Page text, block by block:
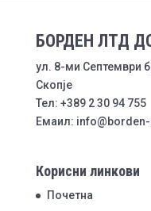
БОРДЕН ЛТД
ул. 8-ми Септември
Скопје
Тел: +389 2 30 94 755
Емаил:
Корисни линкови
Почетна